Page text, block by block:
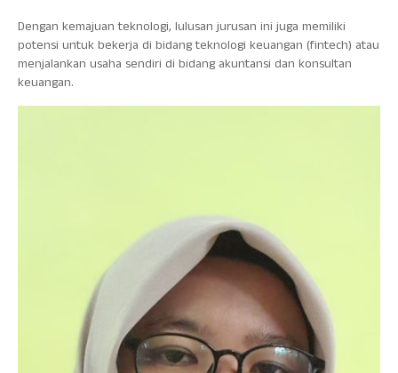
Dengan kemajuan teknologi, lulusan jurusan ini juga memiliki
potensi untuk bekerja di bidang teknologi keuangan (fintech) atau
menjalankan usaha sendiri di bidang akuntansi dan konsultan
keuangan.